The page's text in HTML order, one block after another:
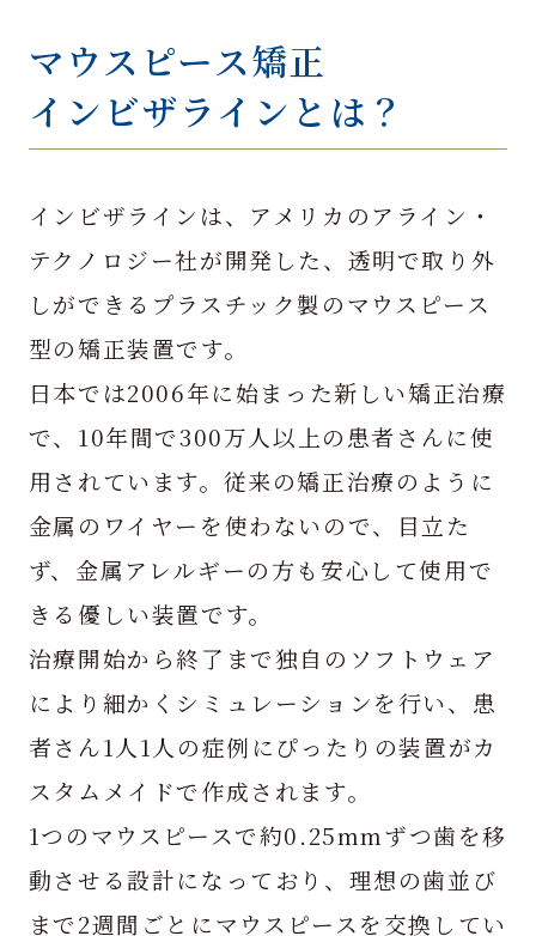
マウスピース矯正
インビザラインとは？
インビザラインは、アメリカのアライン・
テクノロジー社が開発した、透明で取り外
しができるプラスチック製のマウスピース
型の矯正装置です。
日本では2006年に始まった新しい矯正治療
で、10年間で300万人以上の患者さんに使
用されています。従来の矯正治療のように
金属のワイヤーを使わないので、目立た
ず、金属アレルギーの方も安心して使用で
きる優しい装置です。
治療開始から終了まで独自のソフトウェア
により細かくシミュレーションを行い、患
者さん1人1人の症例にぴったりの装置がカ
スタムメイドで作成されます。
1つのマウスピースで約0.25mmずつ歯を移
動させる設計になっており、理想の歯並び
まで2週間ごとにマウスピースを交換してい